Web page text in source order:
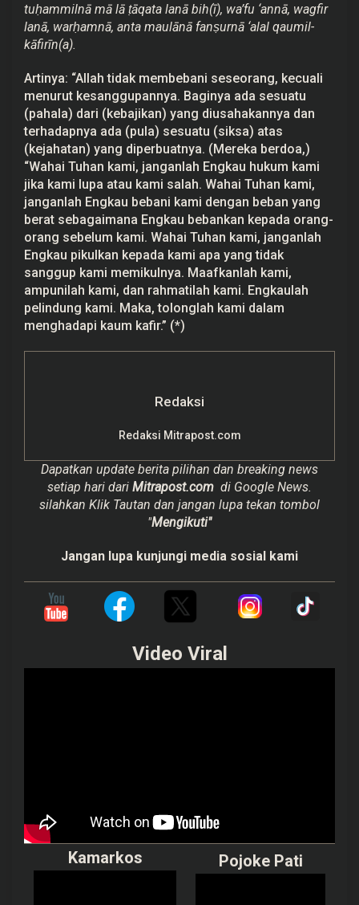
tuḥammilnā mā lā ṭāqata lanā bih(ī), wa’fu ‘annā, wagfir
lanā, warḥamnā, anta maulānā fanṣurnā ‘alal qaumil-
kāfirīn(a).
Artinya: “Allah tidak membebani seseorang, kecuali
menurut kesanggupannya. Baginya ada sesuatu
(pahala) dari (kebajikan) yang diusahakannya dan
terhadapnya ada (pula) sesuatu (siksa) atas
(kejahatan) yang diperbuatnya. (Mereka berdoa,)
“Wahai Tuhan kami, janganlah Engkau hukum kami
jika kami lupa atau kami salah. Wahai Tuhan kami,
janganlah Engkau bebani kami dengan beban yang
berat sebagaimana Engkau bebankan kepada orang-
orang sebelum kami. Wahai Tuhan kami, janganlah
Engkau pikulkan kepada kami apa yang tidak
sanggup kami memikulnya. Maafkanlah kami,
ampunilah kami, dan rahmatilah kami. Engkaulah
pelindung kami. Maka, tolonglah kami dalam
menghadapi kaum kafir.” (*)
Redaksi
Redaksi Mitrapost.com
Dapatkan update berita pilihan dan breaking news
setiap hari dari Mitrapost.com di Google News.
silahkan Klik Tautan dan jangan lupa tekan tombol
"Mengikuti"
Jangan lupa kunjungi media sosial kami
Video Viral
Kamarkos Pojoke Pati